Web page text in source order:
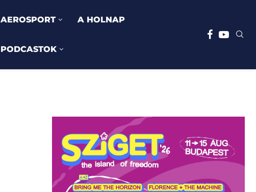
AEROSPORT A HOLNAP
PODCASTOK